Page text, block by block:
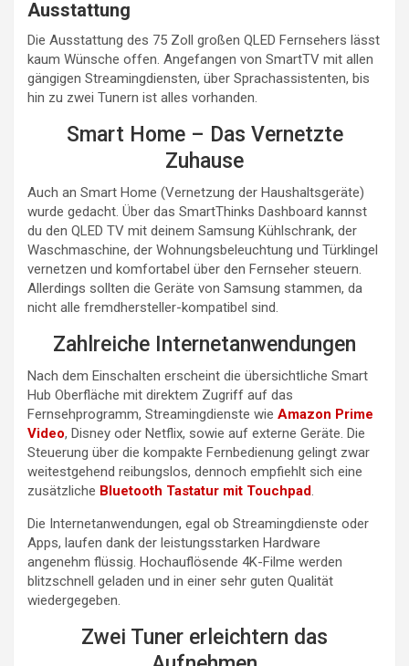
Ausstattung
Die Ausstattung des 75 Zoll großen QLED Fernsehers lässt
kaum Wünsche offen. Angefangen von SmartTV mit allen
gängigen Streamingdiensten, über Sprachassistenten, bis
hin zu zwei Tunern ist alles vorhanden.
Smart Home – Das Vernetzte
Zuhause
Auch an Smart Home (Vernetzung der Haushaltsgeräte)
wurde gedacht. Über das SmartThinks Dashboard kannst
du den QLED TV mit deinem Samsung Kühlschrank, der
Waschmaschine, der Wohnungsbeleuchtung und Türklingel
vernetzen und komfortabel über den Fernseher steuern.
Allerdings sollten die Geräte von Samsung stammen, da
nicht alle fremdhersteller-kompatibel sind.
Zahlreiche Internetanwendungen
Nach dem Einschalten erscheint die übersichtliche Smart
Hub Oberfläche mit direktem Zugriff auf das
Fernsehprogramm, Streamingdienste wie Amazon Prime
Video, Disney oder Netflix, sowie auf externe Geräte. Die
Steuerung über die kompakte Fernbedienung gelingt zwar
weitestgehend reibungslos, dennoch empfiehlt sich eine
zusätzliche Bluetooth Tastatur mit Touchpad.
Die Internetanwendungen, egal ob Streamingdienste oder
Apps, laufen dank der leistungsstarken Hardware
angenehm flüssig. Hochauflösende 4K-Filme werden
blitzschnell geladen und in einer sehr guten Qualität
wiedergegeben.
Zwei Tuner erleichtern das